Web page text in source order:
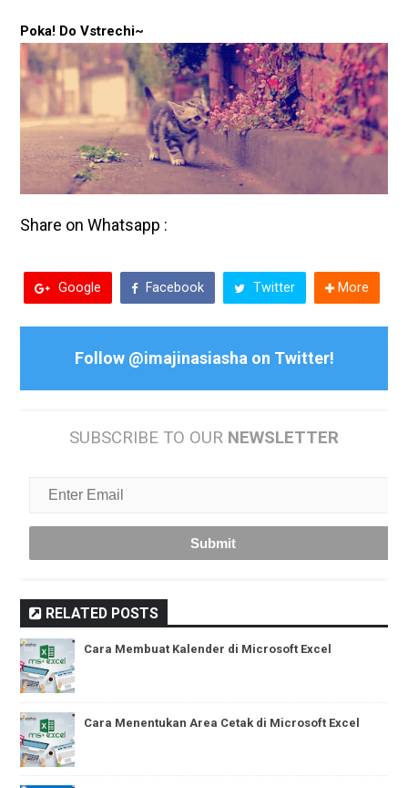
Poka! Do Vstrechi~
Share on Whatsapp :
Google Facebook Twitter More
Follow @imajinasiasha on Twitter!
SUBSCRIBE TO OUR NEWSLETTER
RELATED POSTS
Cara Membuat Kalender di Microsoft Excel
Cara Menentukan Area Cetak di Microsoft Excel